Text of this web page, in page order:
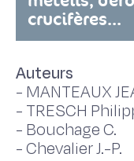
crucifères...
Auteurs
- MANTEAUX
- TRESCH
- Bouchage C.
-Chevalier J.-P.